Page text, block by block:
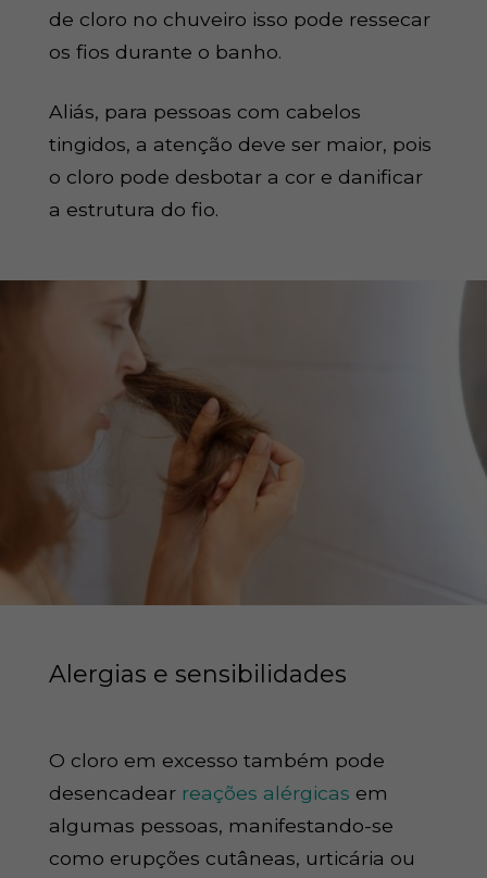
de cloro no chuveiro isso pode ressecar
os fios durante o banho.
Aliás, para pessoas com cabelos
tingidos, a atenção deve ser maior, pois
o cloro pode desbotar a cor e danificar
a estrutura do fio.
Alergias e sensibilidades
O cloro em excesso também pode
desencadear reações alérgicas em
algumas pessoas, manifestando-se
como erupções cutâneas, urticária ou